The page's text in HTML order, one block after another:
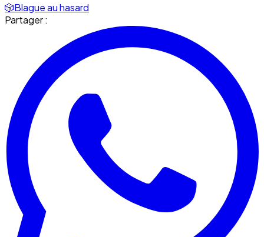
🎲Blague au hasard
Partager :